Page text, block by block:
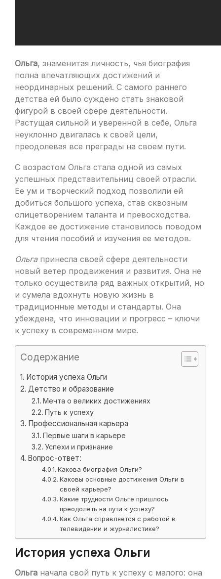
Ольга, знаменитая личность, чья биография
полна впечатляющих достижений и
неординарных решений. С самого раннего
детства ей было суждено стать знаковой
фигурой в своей сфере деятельности.
Растущая сильной и уверенной в себе, Ольга
неуклонно двигалась к своей цели,
преодолевая все преграды на своем пути.
С возрастом Ольга стала одной из самых
успешных представительниц своей отрасли.
Ее ум и творческий подход позволили ей
добиться большого успеха, став сквозным
олицетворением таланта и превосходства.
Каждое ее достижение становилось поводом
для чтения пособий и изучения ее методов.
Ольгапринесла своей сфере деятельности
новый ветер продвижения и развития. Она не
только осуществила ряд важных открытий, но
и сумела вдохнуть новую жизнь в
традиционные методы и стандарты. Она
убеждена, что инновации и прогресс – ключи
к успеху в современном мире.
Содержание
История успеха Ольги
Детство и образование
Мечта о великих достижениях
Путь к успеху
Профессиональная карьера
Первые шаги в карьере
Успехи и признание
Вопрос-ответ:
Какова биография Ольги?
Каковы основные достижения Ольги в
своей карьере?
Какие трудности Ольге пришлось
преодолеть на пути к успеху?
Как Ольга справляется с работой в
телевидении и журналистике?
История успеха Ольги
Ольга начала свой путь к успеху с малого: она